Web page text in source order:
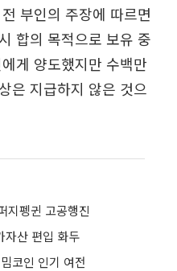
부인의 주장에 따르면
합의 목적으로 보유 중
게 양도했지만 수백만
은 지급하지 않은 것으
펭귄 고공행진
산 편입 화두
코인 인기 여전